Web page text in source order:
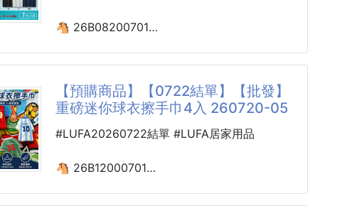
🉐覆熱方式🉐
👉電鍋蒸熟，麵皮鬆軟綿密，起司香味濃郁
(📌師傅們大推薦喔😉)
👉烤箱加熱，口感多層次
👉油炸至金黃色，外皮酥脆美味
🟡重量:450克/包(10顆
剔，不夾肉、不傷衣料
地表最強的透氣排濕力，能快速導走體表積聚
的熱氣
「涼而不冰」溫和降溫，即使吹著冷氣坐再久
也不會讓關節感到冰冷刺骨，天天坐都超健康
舒適！
🌟結構緊密扎實
🐴 26B08200701
❌市價199元❌
🉐廠商夏季大回饋給團迷只要xxx元🉐
夏天熱賣超爆款當然就得選涼感背心啦！👍👍
夏天到了，男性朋友是不是動一下就滿身汗?
【預購商品】【0722結單】【批發】
重磅迷你球衣擦手巾4入 260720-05
#LUFA20260722結單 #LUFA居家用品
🐴 26B12000701